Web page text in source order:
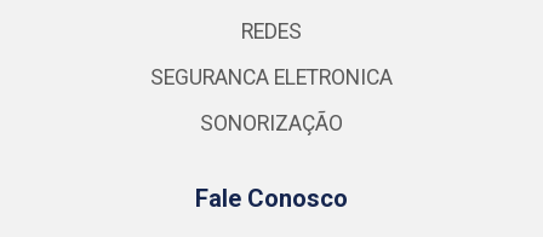
REDES
SEGURANCA ELETRONICA
SONORIZAÇÃO
Fale Conosco